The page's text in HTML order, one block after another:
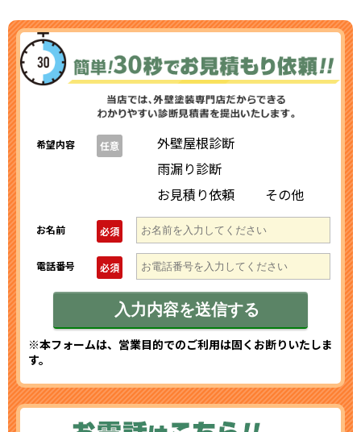
希望内容 任意
外壁屋根診断
雨漏り診断
お見積り依頼
その他
お名前 必須
電話番号 必須
※本フォームは、営業目的でのご利用は固くお断りいたしま
す。